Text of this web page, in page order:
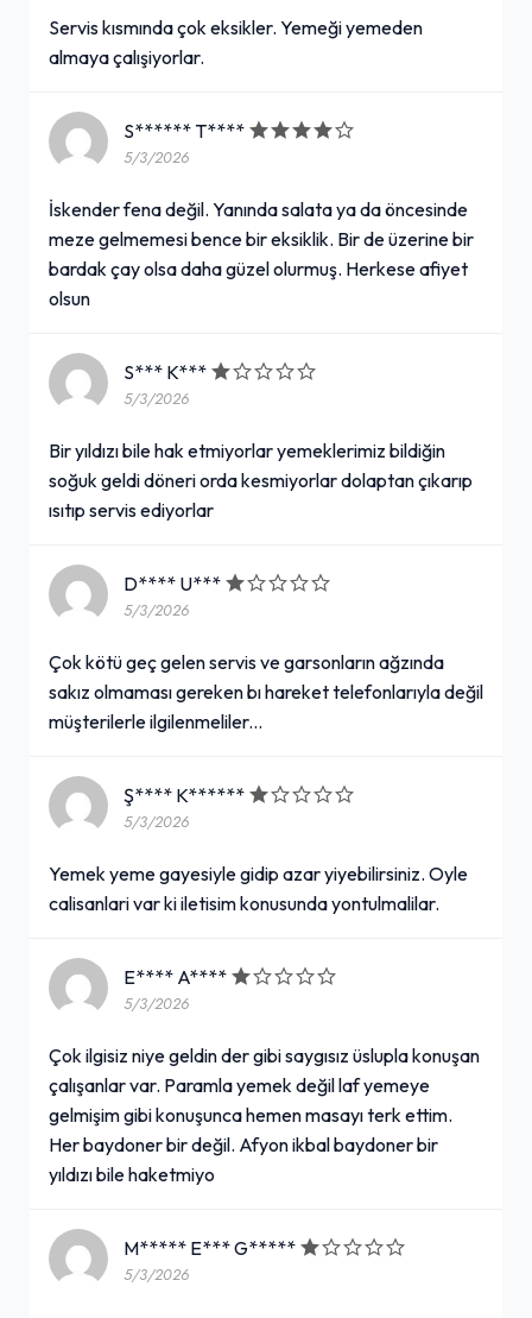
+
Coca-Cola Fırsatı (2'li Tek
599,00₺
+
Turşu
Coss Menü
279,00₺
+
325,00₺
Tek İskender + Sufle
+
2'li Buçuk İskender Menü
+
2'li Dolu Dolu Menü
2 Adet Tek İskender + 2 Adet Mercimek Çorbası + Patates Kızartması + İçecek (1 L.)
+
Yemeksepeti Özel 2'li Tek
İskender
2 Adet Tek İskender
Servis kısmında çok eksikler. Yemeği yemeden
almaya çalışiyorlar.
S****** T****
5/3/2026
İskender fena değil. Yanında salata ya da öncesinde
meze gelmemesi bence bir eksiklik. Bir de üzerine bir
bardak çay olsa daha güzel olurmuş. Herkese afiyet
olsun
S*** K***
5/3/2026
Bir yıldızı bile hak etmiyorlar yemeklerimiz bildiğin
soğuk geldi döneri orda kesmiyorlar dolaptan çıkarıp
ısıtıp servis ediyorlar
D**** U***
5/3/2026
Çok kötü geç gelen servis ve garsonların ağzında
sakız olmaması gereken bı hareket telefonlarıyla değil
müşterilerle ilgilenmeliler...
Ş**** K******
5/3/2026
Yemek yeme gayesiyle gidip azar yiyebilirsiniz. Oyle
calisanlari var ki iletisim konusunda yontulmalilar.
E**** A****
5/3/2026
Çok ilgisiz niye geldin der gibi saygısız üslupla konuşan
çalışanlar var. Paramla yemek değil laf yemeye
gelmişim gibi konuşunca hemen masayı terk ettim.
Her baydoner bir değil. Afyon ikbal baydoner bir
yıldızı bile haketmiyo
M***** E*** G*****
5/3/2026